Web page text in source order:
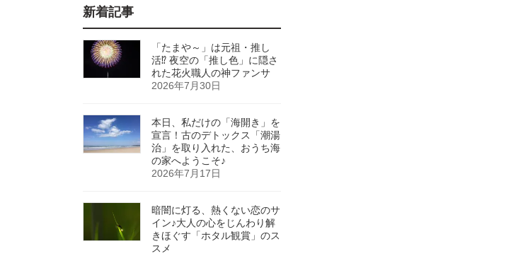
新着記事
「たまや～」は元祖・推し
活⁉ 夜空の「推し色」に隠さ
れた花火職人の神ファンサ
2026年7月30日
本日、私だけの「海開き」を
宣言！古のデトックス「潮湯
治」を取り入れた、おうち海
の家へようこそ♪
2026年7月17日
暗闇に灯る、熱くない恋のサ
イン♪大人の心をじんわり解
きほぐす「ホタル観賞」のス
スメ